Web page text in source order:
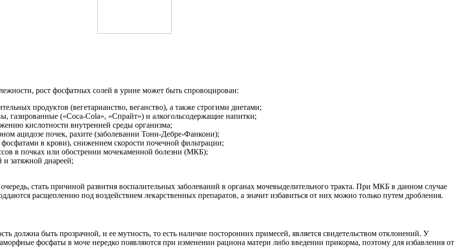
рост фосфатных солей в урине может быть спровоцирован:
продуктов (вегетарианство, веганство), а также строгими диетами;
газированные («Coca-Cola», «Спрайт») и алкогольсодержащие напитки;
кислотности внутренней среды организма;
ацидозе почек, рахите (заболевании Тони-Дебре-Фанкони);
в крови), снижением скорости почечной фильтрации;
в почках или обострении мочекаменной болезни (МКБ);
затяжной диареей;
стать причиной развития воспалительных заболеваний в органах мочевыделительного тракта. При МКБ в данном случае
расщеплению под воздействием лекарственных препаратов, а значит избавиться от них можно только путем дробления.
должна быть прозрачной, и ее мутность, то есть наличие посторонних примесей, является свидетельством отклонений. У
фосфаты в моче нередко появляются при изменении рациона матери либо введении прикорма, поэтому для избавления от